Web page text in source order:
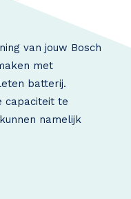
van jouw Bosch
met
batterij.
capaciteit te
namelijk